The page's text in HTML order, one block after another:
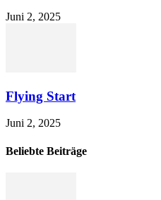
Juni 2, 2025
Flying Start
Juni 2, 2025
Beliebte Beiträge